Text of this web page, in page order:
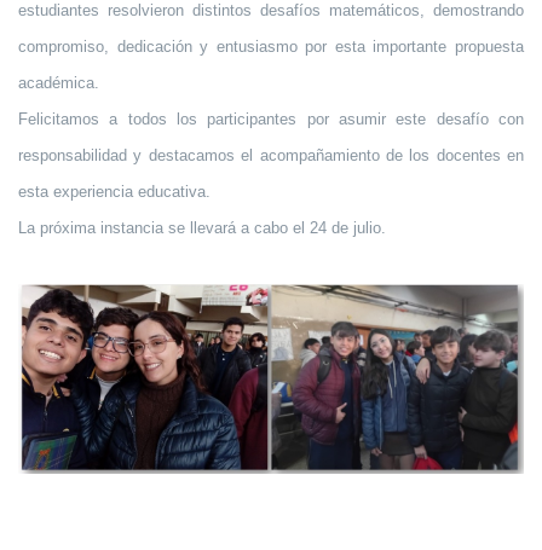
estudiantes resolvieron distintos desafíos matemáticos, demostrando
compromiso, dedicación y entusiasmo por esta importante propuesta
académica.
Felicitamos a todos los participantes por asumir este desafío con
responsabilidad y destacamos el acompañamiento de los docentes en
esta experiencia educativa.
La próxima instancia se llevará a cabo el 24 de julio.